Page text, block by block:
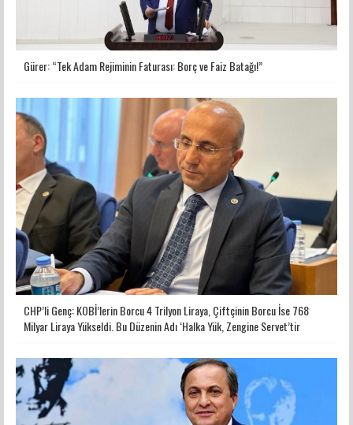
Gürer: “Tek Adam Rejiminin Faturası: Borç ve Faiz Batağı!”
CHP’li Genç: KOBİ’lerin Borcu 4 Trilyon Liraya, Çiftçinin Borcu İse 768
Milyar Liraya Yükseldi. Bu Düzenin Adı ‘Halka Yük, Zengine Servet’tir